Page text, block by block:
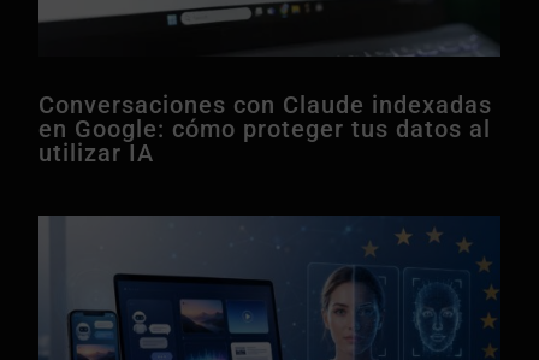
Conversaciones con Claude indexadas
en Google: cómo proteger tus datos al
utilizar IA